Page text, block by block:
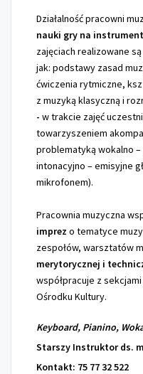
Działalność pracowni
nauki gry na
zajęciach realizowane
jak: podstawy zasad
ćwiczenia rytmiczne,
z muzyką klasyczną i
- w trakcie zajęć
towarzyszeniem
problematyką wokalno
intonacyjno – emisyjne
mikrofonem).
Pracownia muzyczna
imprez o tematyce
zespołów, warsztatów
merytorycznej i
współpracuje z
Ośrodku Kultury.
Keyboard, Pianino,
Starszy Instruktor ds.
Kontakt: 75 77 32 522